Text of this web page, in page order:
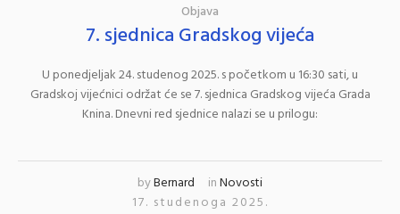
Objava
7. sjednica Gradskog vijeća
U ponedjeljak 24. studenog 2025. s početkom u 16:30 sati, u
Gradskoj vijećnici održat će se 7. sjednica Gradskog vijeća Grada
Knina. Dnevni red sjednice nalazi se u prilogu:
byBernard inNovosti
17. studenoga 2025.